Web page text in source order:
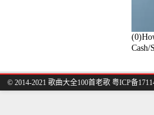
Cash/
© 2014-2021 歌曲大全100首老歌 粤ICP备